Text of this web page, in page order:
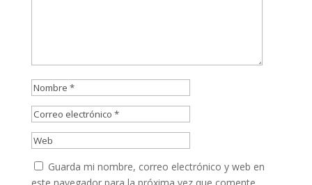
Guarda mi nombre, correo electrónico y web en